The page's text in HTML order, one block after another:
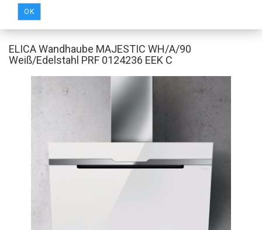
OK
ELICA Wandhaube MAJESTIC WH/A/90
Weiß/Edelstahl PRF 0124236 EEK C